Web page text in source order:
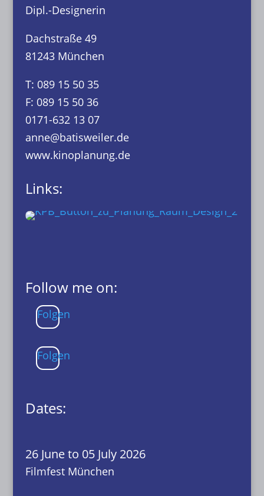
Dipl.-Designerin
Dachstraße 49
81243 München
T: 089 15 50 35
F: 089 15 50 36
0171-632 13 07
anne@batisweiler.de
www.kinoplanung.de
Links:
Follow me on:
Folgen
Folgen
Dates:
26 June to 05 July 2026
Filmfest München